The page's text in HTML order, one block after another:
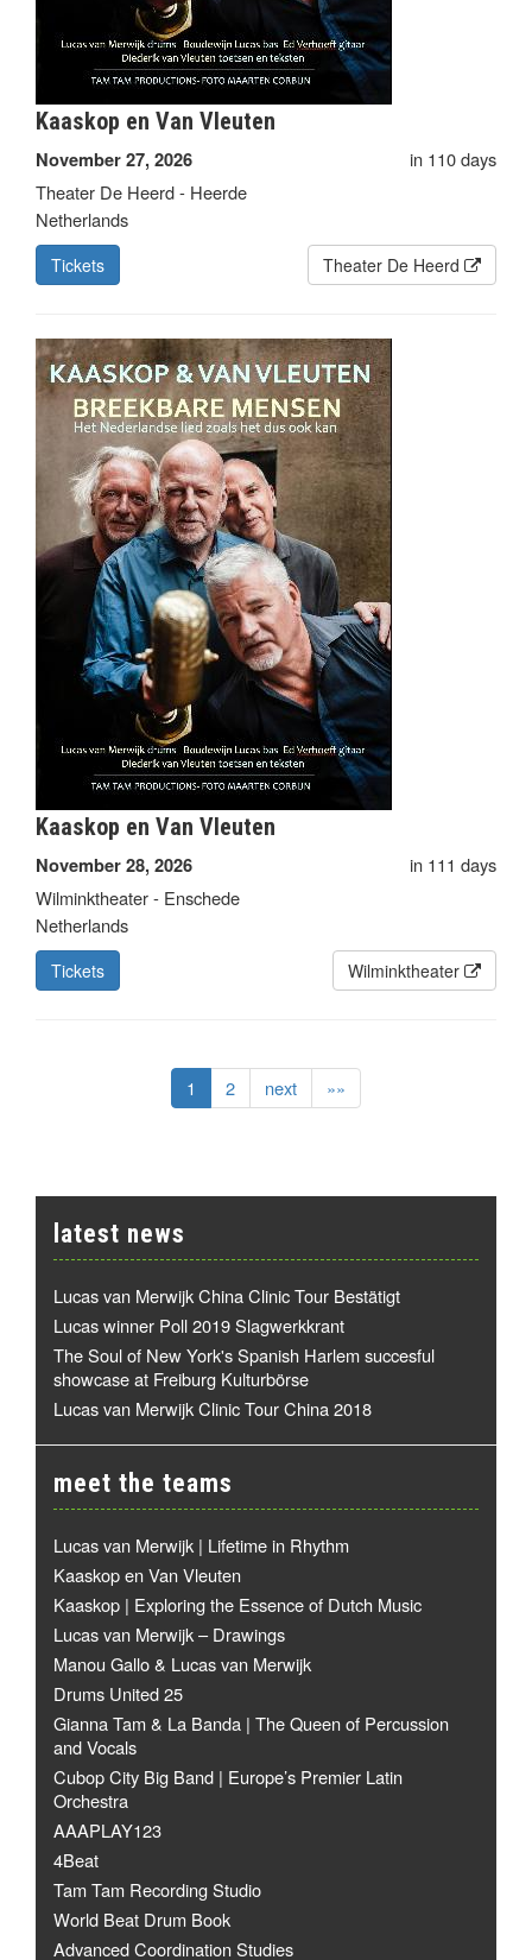
Kaaskop en Van Vleuten
November 27, 2026
in 110 days
Theater De Heerd - Heerde
Netherlands
Tickets Theater De Heerd
Kaaskop en Van Vleuten
November 28, 2026
in 111 days
Wilminktheater - Enschede
Netherlands
Tickets Wilminktheater
1 2 next »»
latest news
Lucas van Merwijk China Clinic Tour Bestätigt
Lucas winner Poll 2019 Slagwerkkrant
The Soul of New York's Spanish Harlem succesful
showcase at Freiburg Kulturbörse
Lucas van Merwijk Clinic Tour China 2018
meet the teams
Lucas van Merwijk | Lifetime in Rhythm
Kaaskop en Van Vleuten
Kaaskop | Exploring the Essence of Dutch Music
Lucas van Merwijk – Drawings
Manou Gallo & Lucas van Merwijk
Drums United 25
Gianna Tam & La Banda | The Queen of Percussion
and Vocals
Cubop City Big Band | Europe’s Premier Latin
Orchestra
AAAPLAY123
4Beat
Tam Tam Recording Studio
World Beat Drum Book
Advanced Coordination Studies